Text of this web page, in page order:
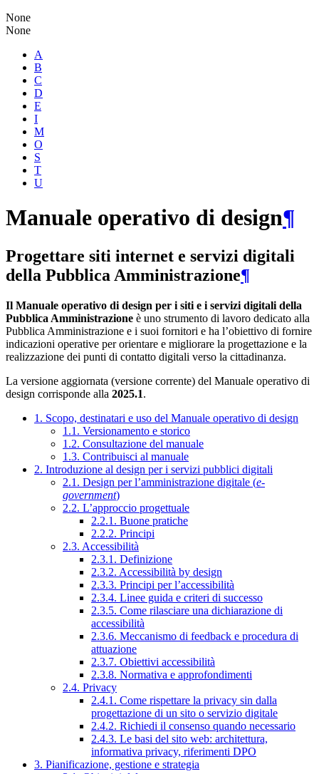
None
None
A
B
C
D
E
I
M
O
S
T
U
Manuale operativo di design¶
Progettare siti internet e servizi digitali
della Pubblica Amministrazione¶
Il Manuale operativo di design per i siti e i servizi digitali della
Pubblica Amministrazione è uno strumento di lavoro dedicato alla
Pubblica Amministrazione e i suoi fornitori e ha l’obiettivo di fornire
indicazioni operative per orientare e migliorare la progettazione e la
realizzazione dei punti di contatto digitali verso la cittadinanza.
La versione aggiornata (versione corrente) del Manuale operativo di
design corrisponde alla 2025.1.
1. Scopo, destinatari e uso del Manuale operativo di design
1.1. Versionamento e storico
1.2. Consultazione del manuale
1.3. Contribuisci al manuale
2. Introduzione al design per i servizi pubblici digitali
2.1. Design per l’amministrazione digitale (e-
government)
2.2. L’approccio progettuale
2.2.1. Buone pratiche
2.2.2. Principi
2.3. Accessibilità
2.3.1. Definizione
2.3.2. Accessibilità by design
2.3.3. Principi per l’accessibilità
2.3.4. Linee guida e criteri di successo
2.3.5. Come rilasciare una dichiarazione di
accessibilità
2.3.6. Meccanismo di feedback e procedura di
attuazione
2.3.7. Obiettivi accessibilità
2.3.8. Normativa e approfondimenti
2.4. Privacy
2.4.1. Come rispettare la privacy sin dalla
progettazione di un sito o servizio digitale
2.4.2. Richiedi il consenso quando necessario
2.4.3. Le basi del sito web: architettura,
informativa privacy, riferimenti DPO
3. Pianificazione, gestione e strategia